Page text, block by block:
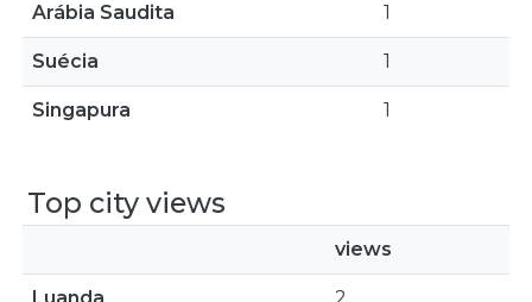
Arábia Saudita 1
Suécia 1
Singapura 1
Top city views
views